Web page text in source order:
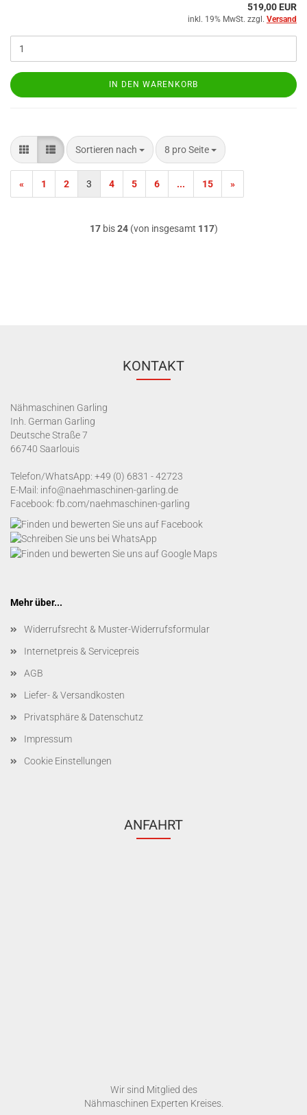
519,00 EUR
inkl. 19% MwSt. zzgl. Versand
IN DEN WARENKORB
Sortieren nach
Sortieren nach 8 pro Seite
pro Seite
« 1 2 3 4 5 6 ... 15 »
17bis24(von insgesamt 117)
KONTAKT
Nähmaschinen Garling
Inh. German Garling
Deutsche Straße 7
66740 Saarlouis
Telefon/WhatsApp: +49 (0) 6831 - 42723
E-Mail: info@naehmaschinen-garling.de
Facebook: fb.com/naehmaschinen-garling
Mehr über...
Widerrufsrecht & Muster-Widerrufsformular
Internetpreis & Servicepreis
AGB
Liefer- & Versandkosten
Privatsphäre & Datenschutz
Impressum
Cookie Einstellungen
ANFAHRT
Wir sind Mitglied des
Nähmaschinen Experten Kreises.